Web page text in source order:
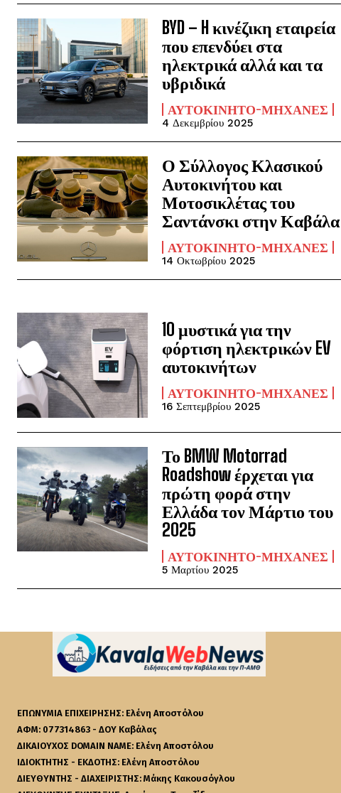
BYD – H κινέζικη εταιρεία
που επενδύει στα
ηλεκτρικά αλλά και τα
υβριδικά
ΑΥΤΟΚΊΝΗΤΟ-ΜΗΧΑΝΈΣ
4 Δεκεμβρίου 2025
Ο Σύλλογος Κλασικού
Αυτοκινήτου και
Μοτοσικλέτας του
Σαντάνσκι στην Καβάλα
ΑΥΤΟΚΊΝΗΤΟ-ΜΗΧΑΝΈΣ
14 Οκτωβρίου 2025
10 μυστικά για την
φόρτιση ηλεκτρικών EV
αυτοκινήτων
ΑΥΤΟΚΊΝΗΤΟ-ΜΗΧΑΝΈΣ
16 Σεπτεμβρίου 2025
Το BMW Motorrad
Roadshow έρχεται για
πρώτη φορά στην
Ελλάδα τον Μάρτιο του
2025
ΑΥΤΟΚΊΝΗΤΟ-ΜΗΧΑΝΈΣ
5 Μαρτίου 2025
ΕΠΩΝΥΜΙΑ ΕΠΙΧΕΙΡΗΣΗΣ: Ελένη Αποστόλου
ΑΦΜ: 077314863 - ΔΟΥ Καβάλας
ΔΙΚΑΙΟΥΧΟΣ DOMAIN NAME: Ελένη Αποστόλου
ΙΔΙΟΚΤΗΤΗΣ - ΕΚΔΟΤΗΣ: Ελένη Αποστόλου
ΔΙΕΥΘΥΝΤΗΣ - ΔΙΑΧΕΙΡΙΣΤΗΣ: Μάκης Κακουσόγλου